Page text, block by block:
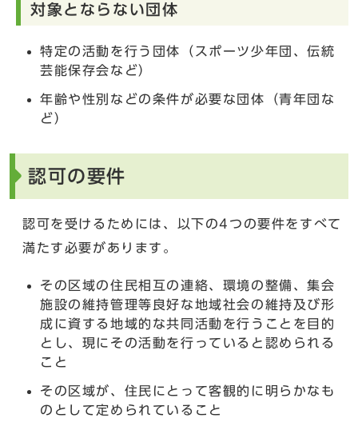
対象とならない団体
特定の活動を行う団体（スポーツ少年団、伝統
芸能保存会など）
年齢や性別などの条件が必要な団体（青年団な
ど）
認可の要件
認可を受けるためには、以下の4つの要件をすべて
満たす必要があります。
その区域の住民相互の連絡、環境の整備、集会
施設の維持管理等良好な地域社会の維持及び形
成に資する地域的な共同活動を行うことを目的
とし、現にその活動を行っていると認められる
こと
その区域が、住民にとって客観的に明らかなも
のとして定められていること